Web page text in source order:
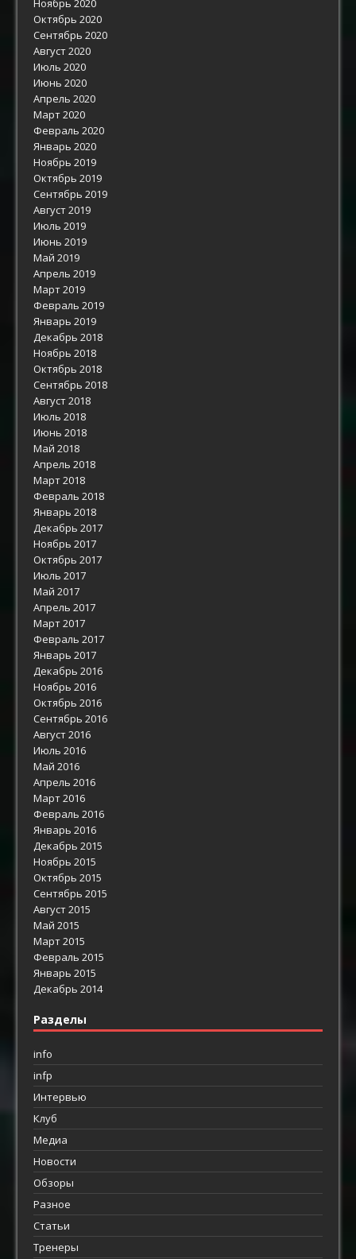
Октябрь 2020
Сентябрь 2020
Август 2020
Июль 2020
Июнь 2020
Апрель 2020
Март 2020
Февраль 2020
Январь 2020
Ноябрь 2019
Октябрь 2019
Сентябрь 2019
Август 2019
Июль 2019
Июнь 2019
Май 2019
Апрель 2019
Март 2019
Февраль 2019
Январь 2019
Декабрь 2018
Ноябрь 2018
Октябрь 2018
Сентябрь 2018
Август 2018
Июль 2018
Июнь 2018
Май 2018
Апрель 2018
Март 2018
Февраль 2018
Январь 2018
Декабрь 2017
Ноябрь 2017
Октябрь 2017
Июль 2017
Май 2017
Апрель 2017
Март 2017
Февраль 2017
Январь 2017
Декабрь 2016
Ноябрь 2016
Октябрь 2016
Сентябрь 2016
Август 2016
Июль 2016
Май 2016
Апрель 2016
Март 2016
Февраль 2016
Январь 2016
Декабрь 2015
Ноябрь 2015
Октябрь 2015
Сентябрь 2015
Август 2015
Май 2015
Март 2015
Февраль 2015
Январь 2015
Декабрь 2014
Разделы
info
infp
Интервью
Клуб
Медиа
Новости
Обзоры
Разное
Статьи
Тренеры